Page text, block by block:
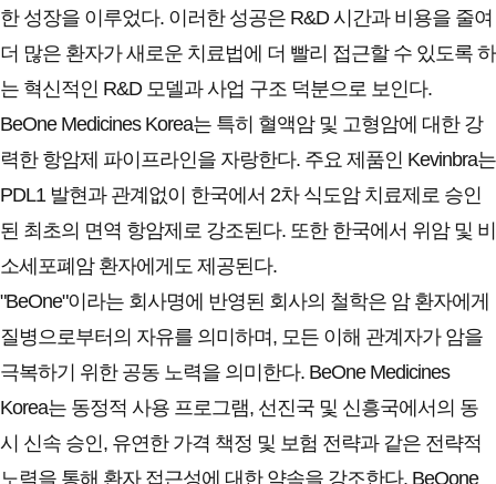
한 성장을 이루었다. 이러한 성공은 R&D 시간과 비용을 줄여
더 많은 환자가 새로운 치료법에 더 빨리 접근할 수 있도록 하
는 혁신적인 R&D 모델과 사업 구조 덕분으로 보인다.
BeOne Medicines Korea는 특히 혈액암 및 고형암에 대한 강
력한 항암제 파이프라인을 자랑한다. 주요 제품인 Kevinbra는
PDL1 발현과 관계없이 한국에서 2차 식도암 치료제로 승인
된 최초의 면역 항암제로 강조된다. 또한 한국에서 위암 및 비
소세포폐암 환자에게도 제공된다.
"BeOne"이라는 회사명에 반영된 회사의 철학은 암 환자에게
질병으로부터의 자유를 의미하며, 모든 이해 관계자가 암을
극복하기 위한 공동 노력을 의미한다. BeOne Medicines
Korea는 동정적 사용 프로그램, 선진국 및 신흥국에서의 동
시 신속 승인, 유연한 가격 책정 및 보험 전략과 같은 전략적
노력을 통해 환자 접근성에 대한 약속을 강조한다. BeOone